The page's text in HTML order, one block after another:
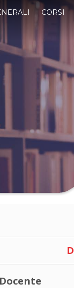
CORSI
Docente